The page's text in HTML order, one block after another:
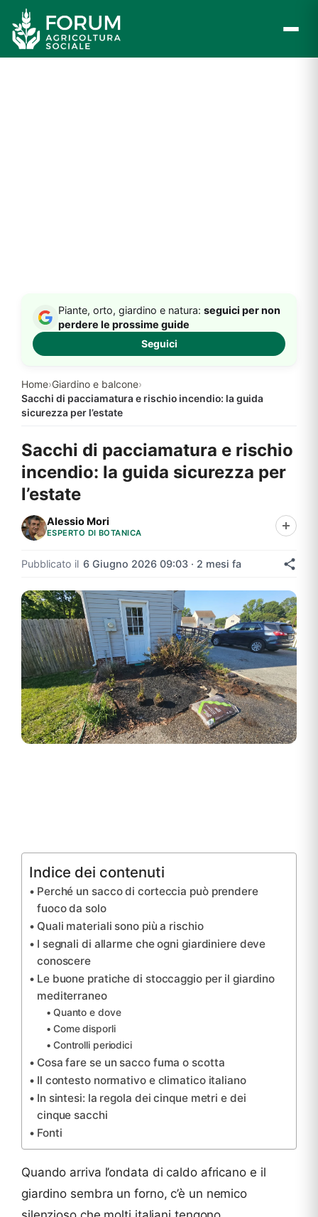
contenuto
Home›Giardino e balcone›
Sacchi di pacciamatura e rischio incendio: la guida
sicurezza per l’estate
Piante, orto, giardino e natura: seguici per non
perdere le prossime guide
Seguici
Sacchi di pacciamatura e rischio
incendio: la guida sicurezza per
l’estate
Alessio Mori
ESPERTO DI BOTANICA
Pubblicato il 6 Giugno 2026 09:03 · 2 mesi fa
Indice dei contenuti
Perché un sacco di corteccia può prendere
fuoco da solo
Quali materiali sono più a rischio
I segnali di allarme che ogni giardiniere deve
conoscere
Le buone pratiche di stoccaggio per il giardino
mediterraneo
Quanto e dove
Come disporli
Controlli periodici
Cosa fare se un sacco fuma o scotta
Il contesto normativo e climatico italiano
In sintesi: la regola dei cinque metri e dei
cinque sacchi
Fonti
Quando arriva l’ondata di caldo africano e il
giardino sembra un forno, c’è un nemico